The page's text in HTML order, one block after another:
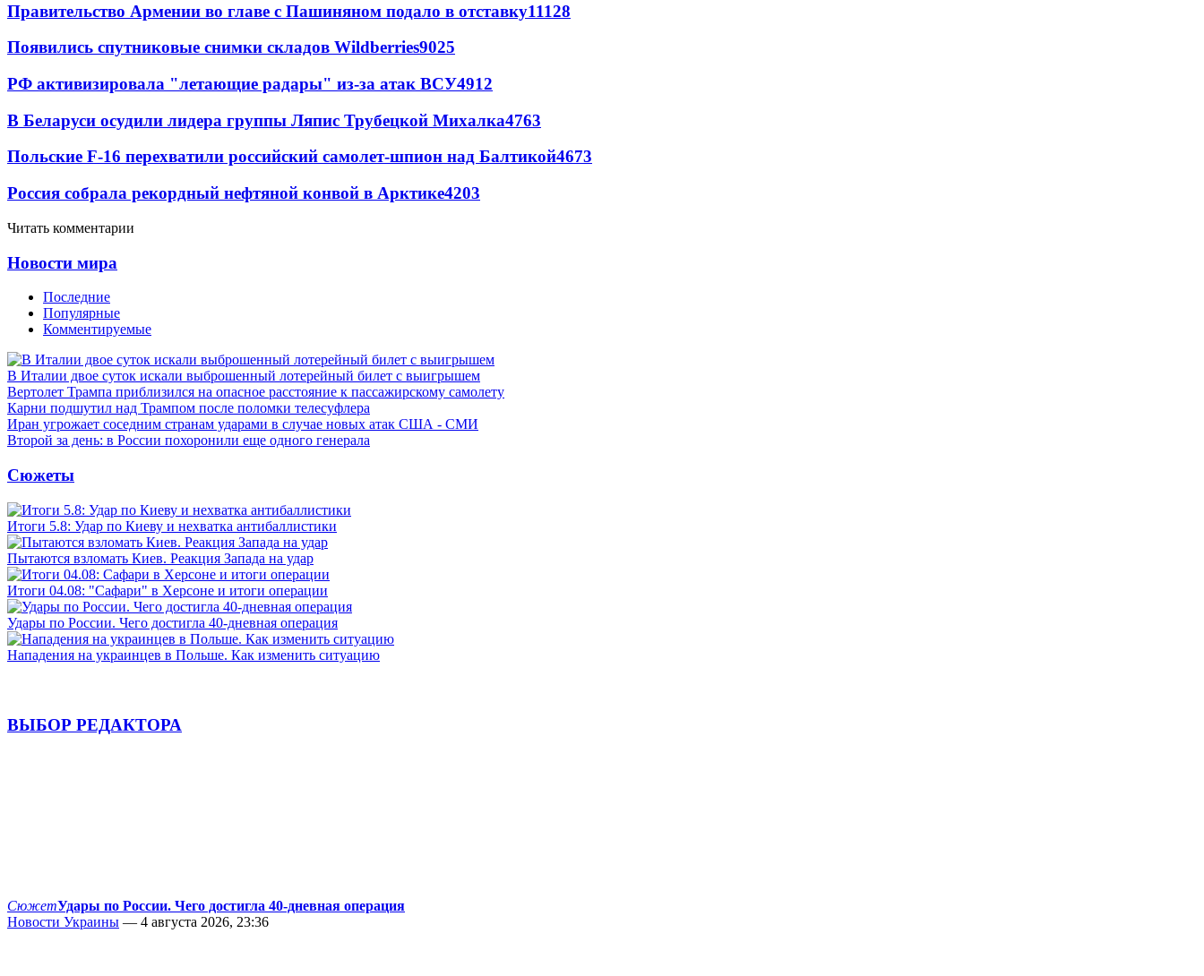
Правительство Армении во главе с Пашиняном подало в отставку11128
Появились спутниковые снимки складов Wildberries9025
РФ активизировала "летающие радары" из-за атак ВСУ4912
В Беларуси осудили лидера группы Ляпис Трубецкой Михалка4763
Польские F-16 перехватили российский самолет-шпион над Балтикой4673
Россия собрала рекордный нефтяной конвой в Арктике4203
Читать комментарии
Новости мира
Последние
Популярные
Комментируемые
В Италии двое суток искали выброшенный лотерейный билет с выигрышем
Вертолет Трампа приблизился на опасное расстояние к пассажирскому самолету
Карни подшутил над Трампом после поломки телесуфлера
Иран угрожает соседним странам ударами в случае новых атак США - СМИ
Второй за день: в России похоронили еще одного генерала
Сюжеты
Итоги 5.8: Удар по Киеву и нехватка антибаллистики
Пытаются взломать Киев. Реакция Запада на удар
Итоги 04.08: "Сафари" в Херсоне и итоги операции
Удары по России. Чего достигла 40-дневная операция
Нападения на украинцев в Польше. Как изменить ситуацию
ВЫБОР РЕДАКТОРА
СюжетУдары по России. Чего достигла 40-дневная операция
Новости Украины — 4 августа 2026, 23:36